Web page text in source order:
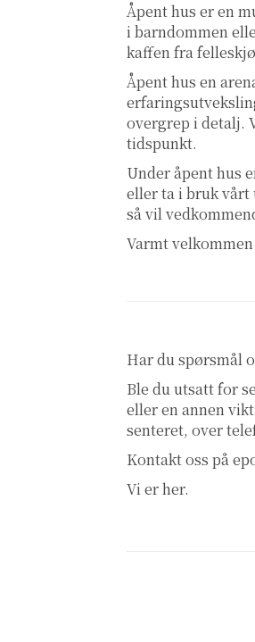
Åpent hus er en
i barndommen
kaffen fra
Åpent hus en
overgrep i detalj.
tidspunkt.
Under åpent hus
eller ta i bruk vårt
så vil
Varmt
Har du spørsmål
Ble du utsatt for
eller en annen
senteret, over
Kontakt oss på
Vi er her.